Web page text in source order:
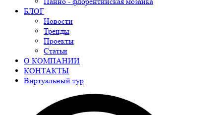
БЛОГ
Новости
Тренды
Проекты
Статьи
О КОМПАНИИ
КОНТАКТЫ
Виртуальный тур